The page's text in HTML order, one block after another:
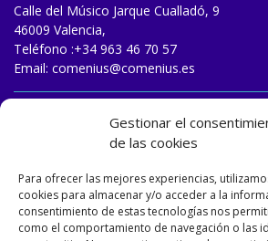
Gestionar el
de las cookies
Para ofrecer las mejores experiencias,
cookies para almacenar y/o acceder a la
consentimiento de estas tecnologías nos
como el comportamiento de navegación o las
Calle del Músico Jarque Cualladó, 9
46009 Valencia,
Teléfono :+34 963 46 70 57
Email: comenius@comenius.es